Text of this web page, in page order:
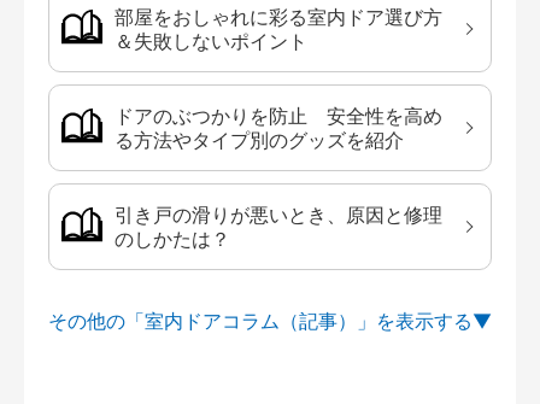
部屋をおしゃれに彩る室内ドア選び方
＆失敗しないポイント
ドアのぶつかりを防止 安全性を高め
る方法やタイプ別のグッズを紹介
引き戸の滑りが悪いとき、原因と修理
のしかたは？
その他の「室内ドアコラム（記事）」を